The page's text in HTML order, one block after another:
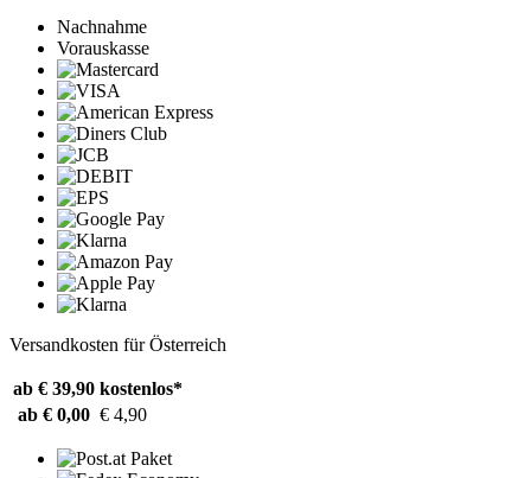
Nachnahme
Vorauskasse
Versandkosten für Österreich
ab € 39,90 kostenlos*
ab € 0,00 € 4,90